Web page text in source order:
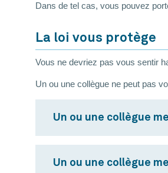
Dans de tel cas, vous pouvez
La loi vous protège
Vous ne devriez pas vous sentir
Un ou une collègue ne peut pas
Un ou une collègue
Un ou une collègue